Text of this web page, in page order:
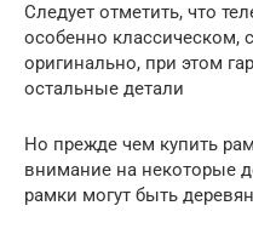
Следует отметить, что
особенно классическом,
оригинально, при этом
остальные детали
Но прежде чем купить
внимание на некоторые
рамки могут быть